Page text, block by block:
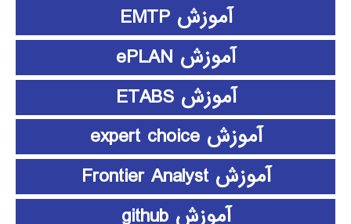
آموزش EMTP
آموزش ePLAN
آموزش ETABS
آموزش expert choice
آموزش Frontier Analyst
آموزش github